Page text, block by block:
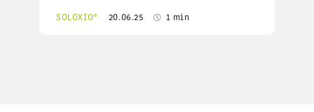
SOLOXIO® 20.06.25 1 min